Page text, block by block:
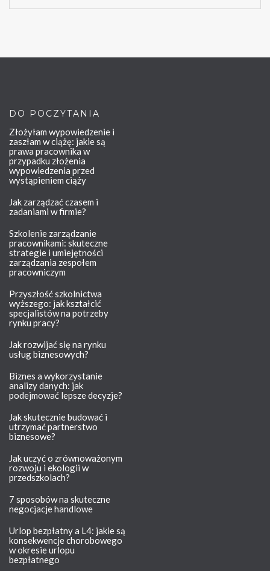
DO POCZYTANIA
Złożyłam wypowiedzenie i
zaszłam w ciążę: jakie są
prawa pracownika w
przypadku złożenia
wypowiedzenia przed
wystąpieniem ciąży
Jak zarządzać czasem i
zadaniami w firmie?
Szkolenie zarządzanie
pracownikami: skuteczne
strategie i umiejętności
zarządzania zespołem
pracowniczym
Przyszłość szkolnictwa
wyższego: jak kształcić
specjalistów na potrzeby
rynku pracy?
Jak rozwijać się na rynku
usług biznesowych?
Biznes a wykorzystanie
analizy danych: jak
podejmować lepsze decyzje?
Jak skutecznie budować i
utrzymać partnerstwo
biznesowe?
Jak uczyć o zrównoważonym
rozwoju i ekologii w
przedszkolach?
7 sposobów na skuteczne
negocjacje handlowe
Urlop bezpłatny a L4: jakie są
konsekwencje chorobowego
w okresie urlopu
bezpłatnego